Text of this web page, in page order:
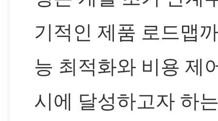
기적인 제품 로드맵
능 최적화와 비용 제
시에 달성하고자 하